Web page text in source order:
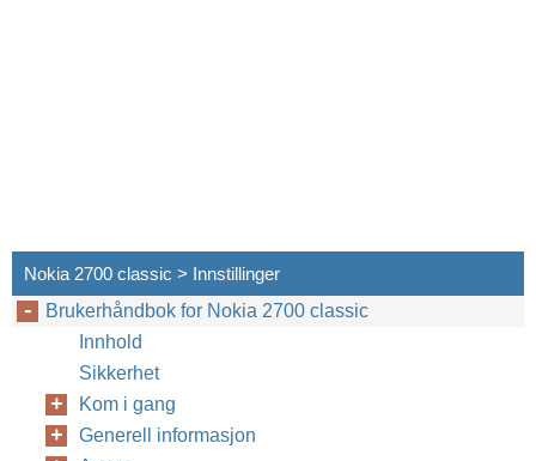
Nokia 2700 classic > Innstillinger
Brukerhåndbok for Nokia 2700 classic
Innhold
Sikkerhet
Kom i gang
Generell informasjon